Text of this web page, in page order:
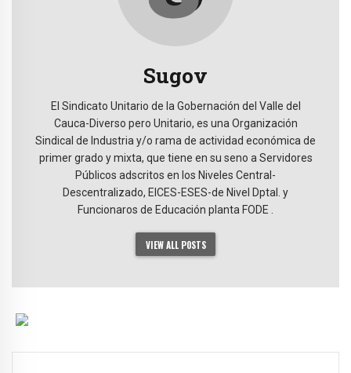
Sugov
El Sindicato Unitario de la Gobernación del Valle del
Cauca-Diverso pero Unitario, es una Organización
Sindical de Industria y/o rama de actividad económica de
primer grado y mixta, que tiene en su seno a Servidores
Públicos adscritos en los Niveles Central-
Descentralizado, EICES-ESES-de Nivel Dptal. y
Funcionaros de Educación planta FODE .
VIEW ALL POSTS